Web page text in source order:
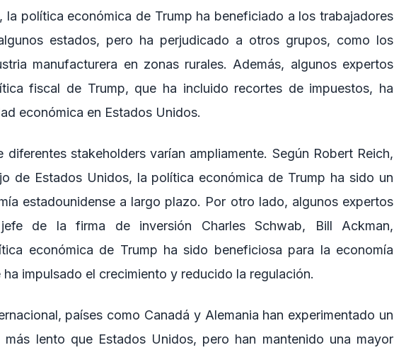
la política económica de Trump ha beneficiado a los trabajadores
estados, pero ha perjudicado a otros grupos, como los
manufacturera en zonas rurales. Además, algunos expertos
fiscal de Trump, que ha incluido recortes de impuestos, ha
económica en Estados Unidos.
diferentes stakeholders varían ampliamente. Según Robert Reich,
de Estados Unidos, la política económica de Trump ha sido un
estadounidense a largo plazo. Por otro lado, algunos expertos
de la firma de inversión Charles Schwab, Bill Ackman,
económica de Trump ha sido beneficiosa para la economía
impulsado el crecimiento y reducido la regulación.
países como Canadá y Alemania han experimentado un
más lento que Estados Unidos, pero han mantenido una mayor